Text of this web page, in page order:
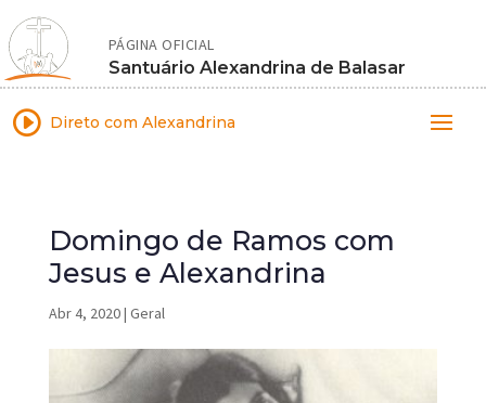
PÁGINA OFICIAL
Santuário Alexandrina de Balasar
I Direto com Alexandrina
Domingo de Ramos com
Jesus e Alexandrina
Abr 4, 2020| Geral